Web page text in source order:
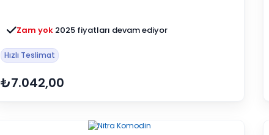
Zam yok 2025 fiyatları devam ediyor
Hızlı Teslimat
₺7.042,00